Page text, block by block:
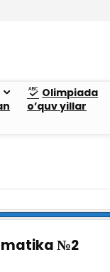
Olimpiada
o’quv yillar
№2